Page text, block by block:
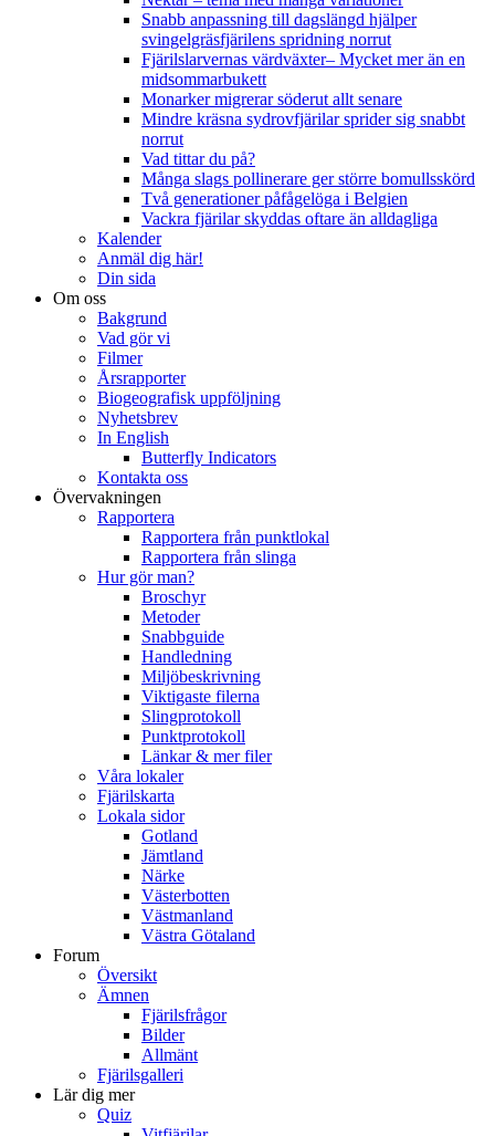
Snabb anpassning till dagslängd hjälper
svingelgräsfjärilens spridning norrut
Fjärilslarvernas värdväxter– Mycket mer än en
midsommarbukett
Monarker migrerar söderut allt senare
Mindre kräsna sydrovfjärilar sprider sig snabbt
norrut
Vad tittar du på?
Många slags pollinerare ger större bomullsskörd
Två generationer påfågelöga i Belgien
Vackra fjärilar skyddas oftare än alldagliga
Kalender
Anmäl dig här!
Din sida
Om oss
Bakgrund
Vad gör vi
Filmer
Årsrapporter
Biogeografisk uppföljning
Nyhetsbrev
In English
Butterfly Indicators
Kontakta oss
Övervakningen
Rapportera
Rapportera från punktlokal
Rapportera från slinga
Hur gör man?
Broschyr
Metoder
Snabbguide
Handledning
Miljöbeskrivning
Viktigaste filerna
Slingprotokoll
Punktprotokoll
Länkar & mer filer
Våra lokaler
Fjärilskarta
Lokala sidor
Gotland
Jämtland
Närke
Västerbotten
Västmanland
Västra Götaland
Forum
Översikt
Ämnen
Fjärilsfrågor
Bilder
Allmänt
Fjärilsgalleri
Lär dig mer
Quiz